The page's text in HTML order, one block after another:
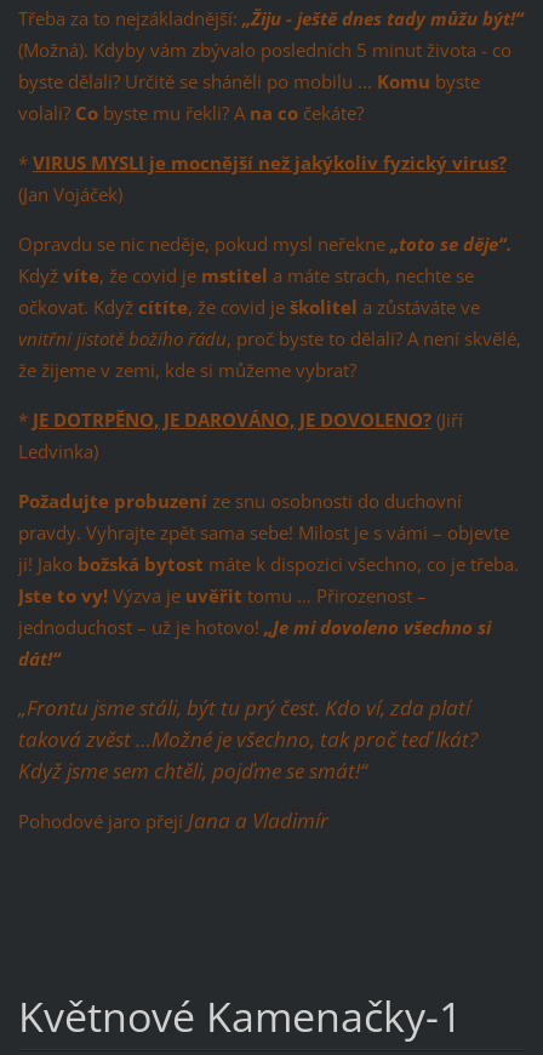
Třeba za to nejzákladnější: „Žiju - ještě dnes tady můžu být!“
(Možná). Kdyby vám zbývalo posledních 5 minut života - co
byste dělali? Určitě se sháněli po mobilu ... Komu byste
volali? Cobyste mu řekli? A na cočekáte?
* VIRUS MYSLI je mocnější než jakýkoliv fyzický virus?
(Jan Vojáček)
Opravdu se nic neděje, pokud mysl neřekne „toto se děje“.
Když víte, že covid je mstitel a máte strach, nechte se
očkovat. Když cítíte, že covid je školitel a zůstáváte ve
vnitřní jistotě božího řádu, proč byste to dělali? A není skvělé,
že žijeme v zemi, kde si můžeme vybrat?
* JE DOTRPĚNO, JE DAROVÁNO, JE DOVOLENO?(Jiří
Ledvinka)
Požadujte probuzení ze snu osobnosti do duchovní
pravdy. Vyhrajte zpět sama sebe! Milost je s vámi – objevte
ji! Jako božská bytost máte k dispozici všechno, co je třeba.
Jste to vy!Výzva je uvěřit tomu … Přirozenost –
jednoduchost – už je hotovo! „Je mi dovoleno všechno si
dát!“
„Frontu jsme stáli, být tu prý čest. Kdo ví, zda platí
taková zvěst …Možné je všechno, tak proč teď lkát?
Když jsme sem chtěli, pojďme se smát!“
Pohodové jaro přejí Jana a Vladimír
Květnové Kamenačky-1